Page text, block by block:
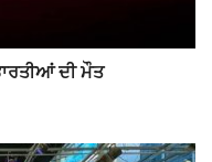
ਦੀ ਮੌਤ